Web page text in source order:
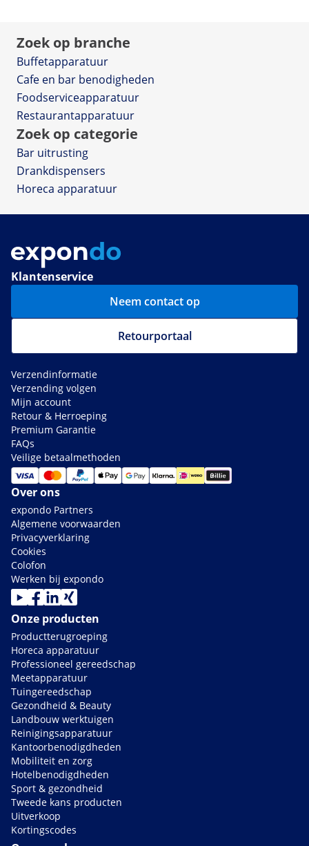
Zoek op branche
Buffetapparatuur
Cafe en bar benodigheden
Foodserviceapparatuur
Restaurantapparatuur
Zoek op categorie
Bar uitrusting
Drankdispensers
Horeca apparatuur
Klantenservice
Neem contact op
Retourportaal
Verzendinformatie
Verzending volgen
Mijn account
Retour & Herroeping
Premium Garantie
FAQs
Veilige betaalmethoden
Over ons
expondo Partners
Algemene voorwaarden
Privacyverklaring
Cookies
Colofon
Werken bij expondo
Onze producten
Productterugroeping
Horeca apparatuur
Professioneel gereedschap
Meetapparatuur
Tuingereedschap
Gezondheid & Beauty
Landbouw werktuigen
Reinigingsapparatuur
Kantoorbenodigdheden
Mobiliteit en zorg
Hotelbenodigdheden
Sport & gezondheid
Tweede kans producten
Uitverkoop
Kortingscodes